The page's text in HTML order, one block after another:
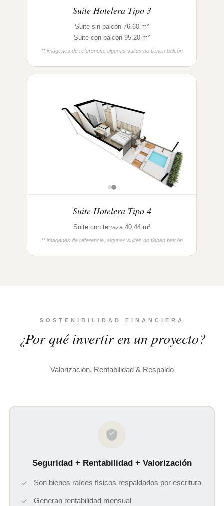
Suite Hotelera Tipo 3
Suite sin balcón 76,60 m²
Suite con balcón 95,20 m²
** imágenes de referencia, algunas suites no tienen balcón
Suite Hotelera Tipo 4
Suite con terraza 40,44 m²
** imágenes de referencia, algunas suites no tienen balcón
SOSTENIBILIDAD FINANCIERA
¿Por qué invertir en un proyecto?
Valorización, Rentabilidad & Respaldo
Seguridad + Rentabilidad + Valorización
Son bienes raíces físicos respaldados por escritura
Generan rentabilidad mensual